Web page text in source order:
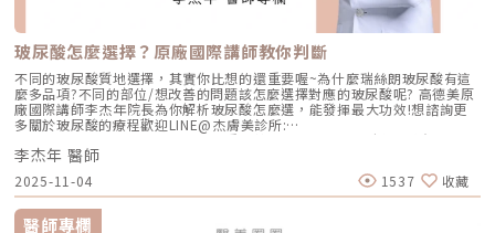
玻尿酸怎麼選擇？原廠國際講師教你判斷
不同的玻尿酸質地選擇，其實你比想的還重要喔~為什麼瑞絲朗玻尿酸有這
麼多品項?不同的部位/想改善的問題該怎麼選擇對應的玻尿酸呢? 高德美原
廠國際講師李杰年院長為你解析玻尿酸怎麼選，能發揮最大功效!想諮詢更
多關於玻尿酸的療程歡迎LINE@杰膚美診所:
https://page.line.me/xhc2941b重點摘要：00:11 玻尿酸作用介紹00:47
玻尿酸分為三大類型02:09 迷思一、玻尿酸打哪裡都可以？02:36 迷思二、
打完下巴蘋果肌看起來怪怪的？03:30 迷思三、臉部鬆弛只能做拉皮嗎？
05:00 總結LINE官方帳號一對一咨詢👉https://reurl.cc/x3EQZN歡迎訂閱
我的頻道👉https://reurl.cc/nY51k8關注杰膚美診所FB👉
https://reurl.cc/XQljva杰膚美診所官網👉https://jfmskin.com/關注李杰
李杰年 醫師
2025-11-04 1537 收藏
醫師專欄